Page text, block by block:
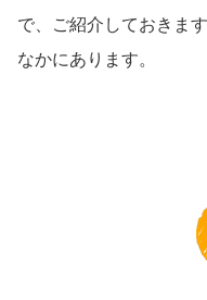
で、ご紹介しておきま
なかにあります。